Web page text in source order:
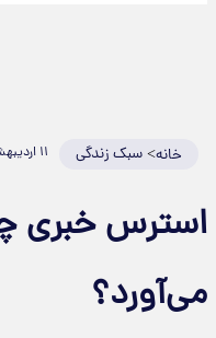
خانه>سبک زندگی ۱۱ اردیبهشت ۱۴۰۵
استرس خبری
می‌آورد؟